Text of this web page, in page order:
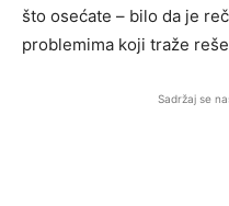
što osećate – bilo da je
problemima koji traže
Sadržaj se